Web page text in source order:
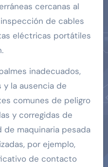
cercanas al
de cables
eléctricas portátiles
inadecuados,
la ausencia de
comunes de peligro
y corregidas de
de maquinaria pesada
por ejemplo,
de contacto